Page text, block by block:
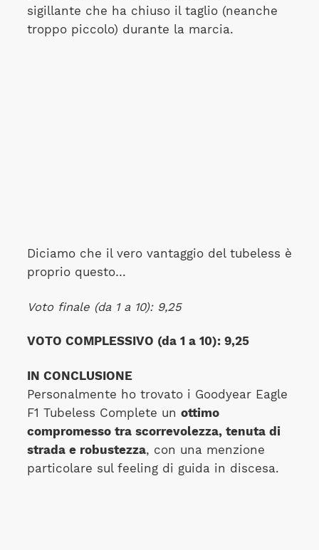
sigillante che ha chiuso il taglio (neanche
troppo piccolo) durante la marcia.
Diciamo che il vero vantaggio del tubeless è
proprio questo…
Voto finale (da 1 a 10): 9,25
VOTO COMPLESSIVO (da 1 a 10): 9,25
IN CONCLUSIONE
Personalmente ho trovato i Goodyear Eagle
F1 Tubeless Complete un ottimo
compromesso tra scorrevolezza, tenuta di
strada e robustezza, con una menzione
particolare sul feeling di guida in discesa.